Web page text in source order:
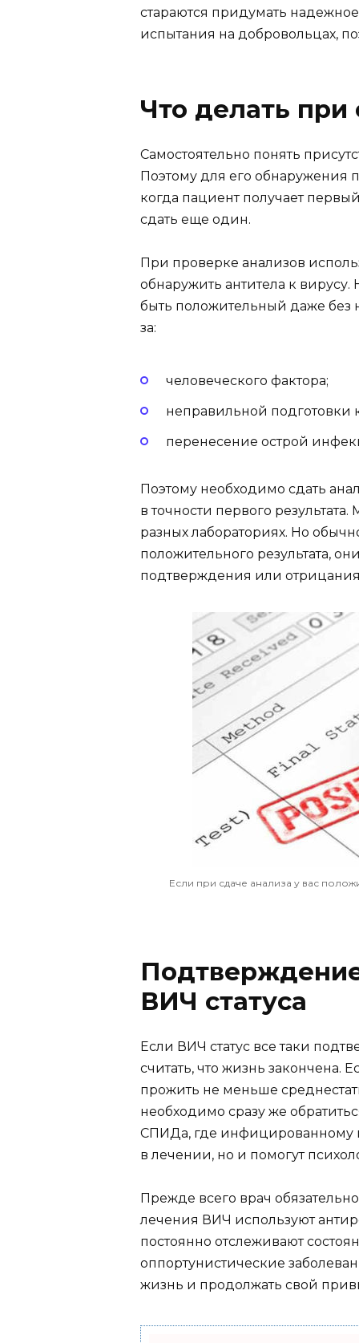
стараются придумать
испытания на добровольцах,
Что делать
Самостоятельно понять
Поэтому для его обнаружения
когда пациент получает
сдать еще один.
При проверке анализов
обнаружить антитела к вирусу.
быть положительный даже без
за:
человеческого фактора;
неправильной подготовки
перенесение острой
Поэтому необходимо сдать
в точности первого
разных лабораториях. Но
положительного результата,
подтверждения или
Если при сдаче анализа у вас
ВИЧ статуса
Если ВИЧ статус все таки
считать, что жизнь закончена.
прожить не меньше
необходимо сразу же
СПИДа, где инфицированному
в лечении, но и помогут
Прежде всего врач
лечения ВИЧ используют
постоянно отслеживают
оппортунистические
жизнь и продолжать свой